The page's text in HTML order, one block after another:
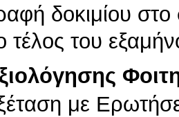
δοκιμίου στο
τέλος του
με